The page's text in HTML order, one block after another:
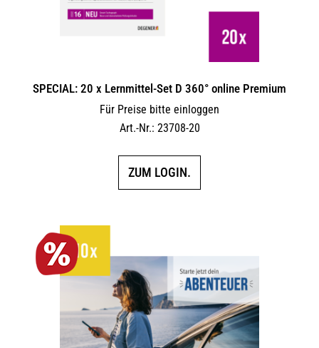
SPECIAL: 20 x Lernmittel-Set D 360° online Premium
Für Preise bitte einloggen
Art.-Nr.: 23708-20
ZUM LOGIN.